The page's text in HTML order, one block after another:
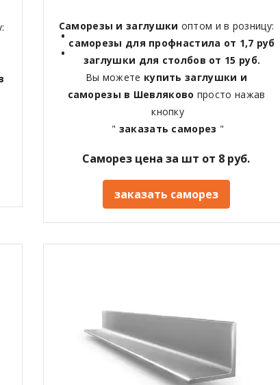
Саморезы и заглушки оптом и в розницу:
саморезы для профнастила от 1,7 руб
заглушки для столбов от 15 руб.
Вы можете купить заглушки и
саморезы в Шевляково просто нажав
кнопку
" заказать саморез "
Саморез цена за шт от 8 руб.
заказать саморез